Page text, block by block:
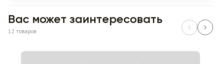
Вас может заинтересовать
12 товаров